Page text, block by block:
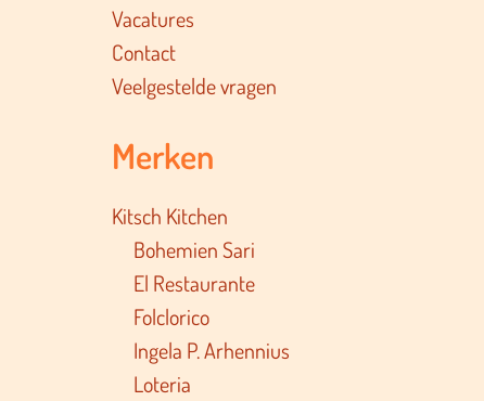
Vacatures
Contact
Veelgestelde vragen
Merken
Kitsch Kitchen
Bohemien Sari
El Restaurante
Folclorico
Ingela P. Arhennius
Loteria